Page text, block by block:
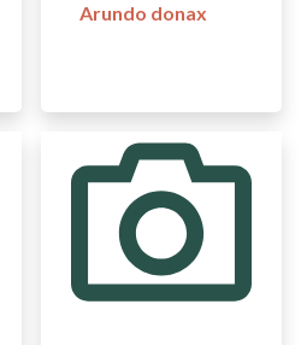
Arundo donax